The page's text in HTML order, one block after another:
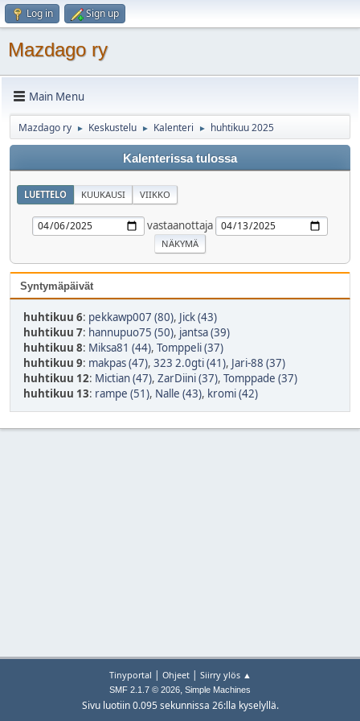
Log in Sign up
Mazdago ry
Main Menu
Mazdago ry ► Keskustelu ► Kalenteri ► huhtikuu 2025
Kalenterissa tulossa
LUETTELO KUUKAUSI VIIKKO
vastaanottaja
Syntymäpäivät
huhtikuu 6: pekkawp007 (80), Jick (43)
huhtikuu 7: hannupuo75 (50), jantsa (39)
huhtikuu 8: Miksa81 (44), Tomppeli (37)
huhtikuu 9: makpas (47), 323 2.0gti (41), Jari-88 (37)
huhtikuu 12: Mictian (47), ZarDiini (37), Tomppade (37)
huhtikuu 13: rampe (51), Nalle (43), kromi (42)
Tinyportal | Ohjeet| Siirry ylös ▲
SMF 2.1.7 © 2026, Simple Machines
Sivu luotiin 0.095 sekunnissa 26:lla kyselyllä.